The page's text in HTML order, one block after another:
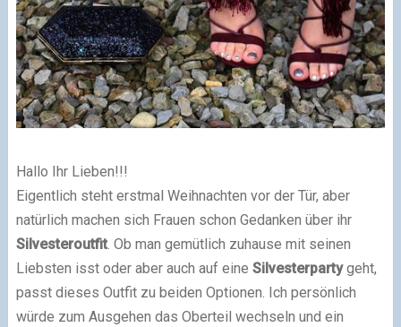
Hallo Ihr Lieben!!!
Eigentlich steht erstmal Weihnachten vor der Tür, aber
natürlich machen sich Frauen schon Gedanken über ihr
Silvesteroutfit. Ob man gemütlich zuhause mit seinen
Liebsten isst oder aber auch auf eine Silvesterpartygeht,
passt dieses Outfit zu beiden Optionen. Ich persönlich
würde zum Ausgehen das Oberteil wechseln und ein